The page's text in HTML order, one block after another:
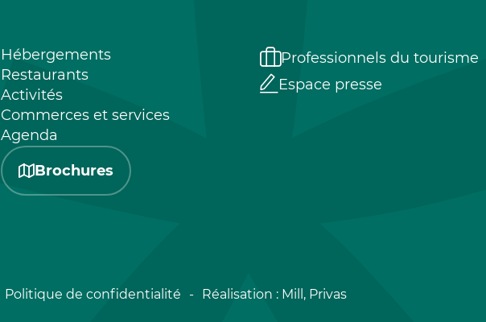
Hébergements
Restaurants
Activités
Commerces et services
Agenda
Brochures
Professionnels du tourisme
Espace presse
Politique de confidentialité Réalisation : Mill, Privas